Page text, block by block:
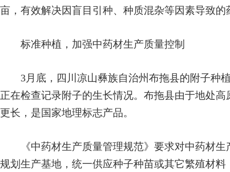
亩，有效解决因盲目引种、种质混杂等因素导致的
标准种植，加强中药材生产质量控制
3月底，四川凉山彝族自治州布拖县的附子种
正在检查记录附子的生长情况。布拖县由于地处
更长，是国家地理标志产品。
《中药材生产质量管理规范》要求对中药材生
规划生产基地，统一供应种子种苗或其它繁殖材